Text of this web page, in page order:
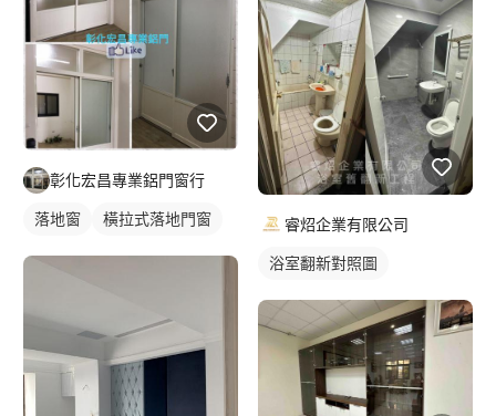
彰化宏昌專業鋁門窗行
落地窗 橫拉式落地門窗 睿炤企業有限公司
浴室翻新對照圖